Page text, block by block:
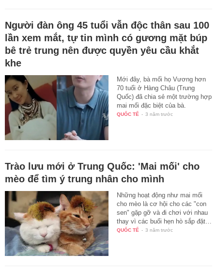
Người đàn ông 45 tuổi vẫn độc thân sau 100
lần xem mắt, tự tin mình có gương mặt búp
bê trẻ trung nên được quyền yêu cầu khắt
khe
Mới đây, bà mối họ Vương hơn
70 tuổi ở Hàng Châu (Trung
Quốc) đã chia sẻ một trường hợp
mai mối đặc biệt của bà.
QUỐC TẾ - 3 năm trước
Trào lưu mới ở Trung Quốc: 'Mai mối' cho
mèo để tìm ý trung nhân cho mình
Những hoạt động như mai mối
cho mèo là cơ hội cho các "con
sen" gặp gỡ và đi chơi với nhau
thay vì các buổi hẹn hò sắp đặt…
QUỐC TẾ - 3 năm trước